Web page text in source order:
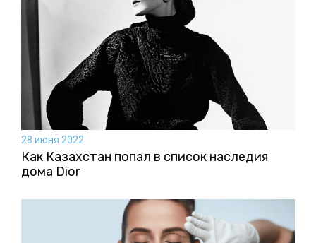
28 июня 2022
Как Казахстан попал в список наследия
дома Dior